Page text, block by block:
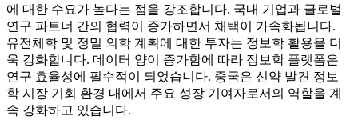
에 대한 수요가 높다는 점을 강조합니다. 국내 기업과 글로벌
연구 파트너 간의 협력이 증가하면서 채택이 가속화됩니다.
유전체학 및 정밀 의학 계획에 대한 투자는 정보학 활용을 더
욱 강화합니다. 데이터 양이 증가함에 따라 정보학 플랫폼은
연구 효율성에 필수적이 되었습니다. 중국은 신약 발견 정보
학 시장 기회 환경 내에서 주요 성장 기여자로서의 역할을 계
속 강화하고 있습니다.